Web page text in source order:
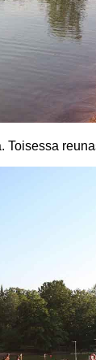
Toisessa